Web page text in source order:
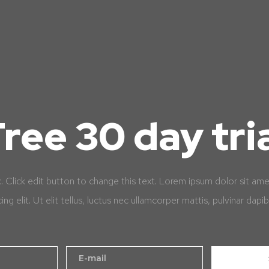
30 day
Click edit button to change this text. Lorem ipsum dolor sit
elit. Ut elit tellus, luctus nec ullamcorper mattis, pulvinar